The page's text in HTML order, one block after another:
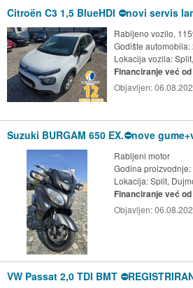
Citroën C3 1,5 BlueHDI ⛔️novi servis
Rabljeno vozilo,
Godište automobila:
Lokacija vozila:
Financiranje već
Objavljen:
Suzuki BURGAM 650 EX.⛔️nove
Rabljeni motor
Godina proizvodnje:
Lokacija:Split,
Financiranje već
Objavljen:
VW Passat 2,0 TDI BMT